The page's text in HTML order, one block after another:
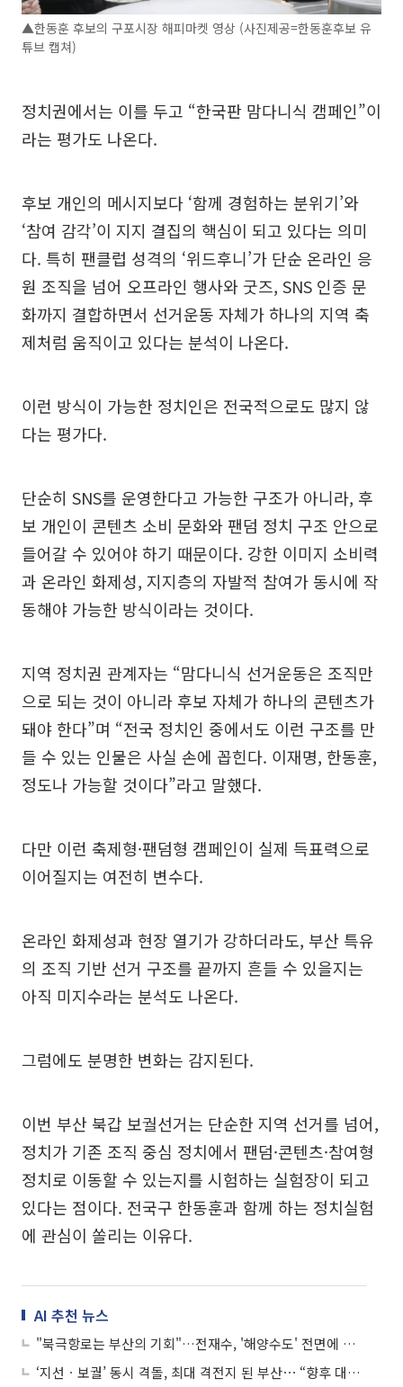
▲한동훈 후보의 구포시장 해피마켓 영상 (사진제공=한동훈후보 유
튜브 캡쳐)
정치권에서는 이를 두고 “한국판 맘다니식 캠페인”이
라는 평가도 나온다.
후보 개인의 메시지보다 ‘함께 경험하는 분위기’와
‘참여 감각’이 지지 결집의 핵심이 되고 있다는 의미
다. 특히 팬클럽 성격의 ‘위드후니’가 단순 온라인 응
원 조직을 넘어 오프라인 행사와 굿즈, SNS 인증 문
화까지 결합하면서 선거운동 자체가 하나의 지역 축
제처럼 움직이고 있다는 분석이 나온다.
이런 방식이 가능한 정치인은 전국적으로도 많지 않
다는 평가다.
단순히 SNS를 운영한다고 가능한 구조가 아니라, 후
보 개인이 콘텐츠 소비 문화와 팬덤 정치 구조 안으로
들어갈 수 있어야 하기 때문이다. 강한 이미지 소비력
과 온라인 화제성, 지지층의 자발적 참여가 동시에 작
동해야 가능한 방식이라는 것이다.
지역 정치권 관계자는 “맘다니식 선거운동은 조직만
으로 되는 것이 아니라 후보 자체가 하나의 콘텐츠가
돼야 한다”며 “전국 정치인 중에서도 이런 구조를 만
들 수 있는 인물은 사실 손에 꼽힌다. 이재명, 한동훈,
정도나 가능할 것이다”라고 말했다.
다만 이런 축제형·팬덤형 캠페인이 실제 득표력으로
이어질지는 여전히 변수다.
온라인 화제성과 현장 열기가 강하더라도, 부산 특유
의 조직 기반 선거 구조를 끝까지 흔들 수 있을지는
아직 미지수라는 분석도 나온다.
그럼에도 분명한 변화는 감지된다.
이번 부산 북갑 보궐선거는 단순한 지역 선거를 넘어,
정치가 기존 조직 중심 정치에서 팬덤·콘텐츠·참여형
정치로 이동할 수 있는지를 시험하는 실험장이 되고
있다는 점이다. 전국구 한동훈과 함께 하는 정치실험
에 관심이 쏠리는 이유다.
AI 추천 뉴스
"북극항로는 부산의 기회"…전재수, '해양수도' 전면에 걸고 정책 승부수
‘지선ㆍ보궐’ 동시 격돌, 최대 격전지 된 부산⋯ “향후 대선 구도 영향”